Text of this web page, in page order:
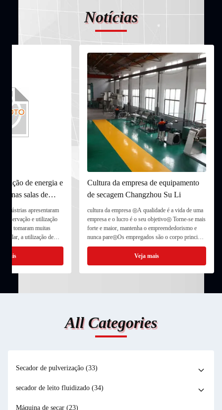
Notícias
de energia e
nas salas de
indústrias apresentaram
e utilização
tomaram muitas
a utilização de
e água tornou-se
as fábricas e minas
mais
Cultura da empresa de equipamento
de secagem Changzhou Su Li
cultura da empresa ◎A qualidade é a vida de uma
empresa e o lucro é o seu objetivo◎ Torne-se mais
forte e maior, mantenha o empreendedorismo e
nunca pare◎Os empregados são o corpo principal
de uma empresa e as empresas devem tratar bem
os seus empregados◎Uma empresa é uma
comunidade de interesses do ...
Veja mais
All Categories
Secador de pulverização (33)
secador de leito fluidizado (34)
Máquina de secar (23)